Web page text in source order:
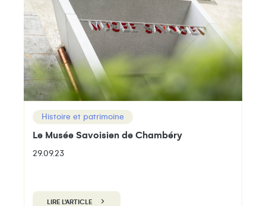
Histoire et patrimoine
Le Musée Savoisien de Chambéry
29.09.23
LIRE L'ARTICLE